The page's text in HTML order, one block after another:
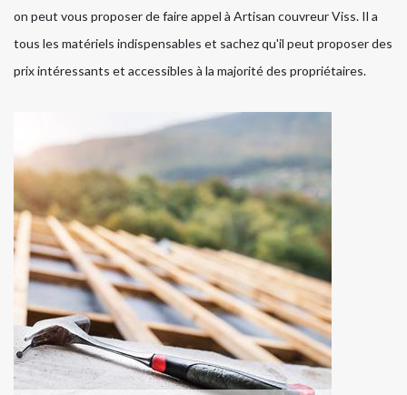
on peut vous proposer de faire appel à Artisan couvreur Viss. Il a
tous les matériels indispensables et sachez qu'il peut proposer des
prix intéressants et accessibles à la majorité des propriétaires.